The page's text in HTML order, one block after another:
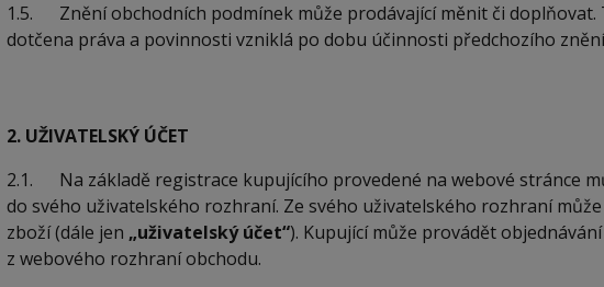
1.5. Znění obchodních podmínek může prodávající měnit či doplňovat.
dotčena práva a povinnosti vzniklá po dobu účinnosti předchozího
2. UŽIVATELSKÝ ÚČET
2.1. Na základě registrace kupujícího provedené na webové stránce
do svého uživatelského rozhraní. Ze svého uživatelského rozhraní
zboží (dále jen „uživatelský účet“). Kupující může provádět
z webového rozhraní obchodu.